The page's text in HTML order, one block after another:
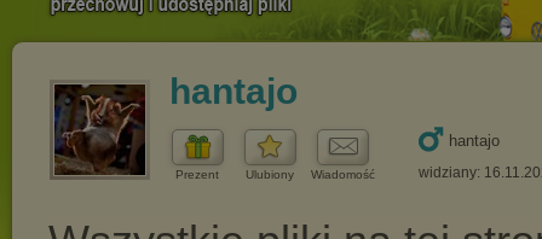
hantajo
Prezent Ulubiony Wiadomość
hantajo
widziany: